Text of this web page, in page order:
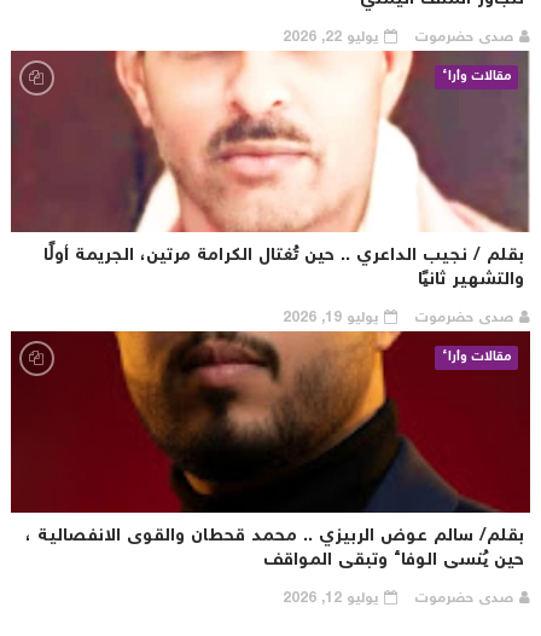
صدى حضرموت
يوليو 22, 2026
مقالات وأراء
/ نجيب الداعري .. حين تُغتال الكرامة مرتين، الجريمة أولًا
ثانيًا
صدى حضرموت
يوليو 19, 2026
مقالات وأراء
سالم عوض الربيزي .. محمد قحطان والقوى الانفصالية ،
يُنسى الوفاء وتبقى المواقف
صدى حضرموت يوليو 12, 2026